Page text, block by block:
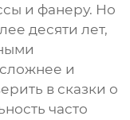
и фанеру. Но
десяти лет,
и
в сказки о
часто